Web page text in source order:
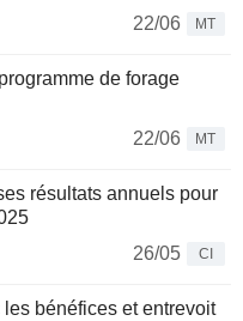
22/06
MT
de forage
22/06
MT
résultats annuels pour
26/05
CI
bénéfices et entrevoit